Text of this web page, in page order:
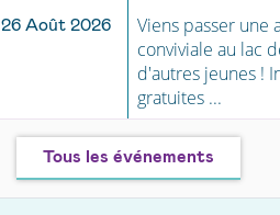
26 Août 2026
Viens passer une
conviviale au lac
d'autres jeunes !
gratuites ...
Tous les événements